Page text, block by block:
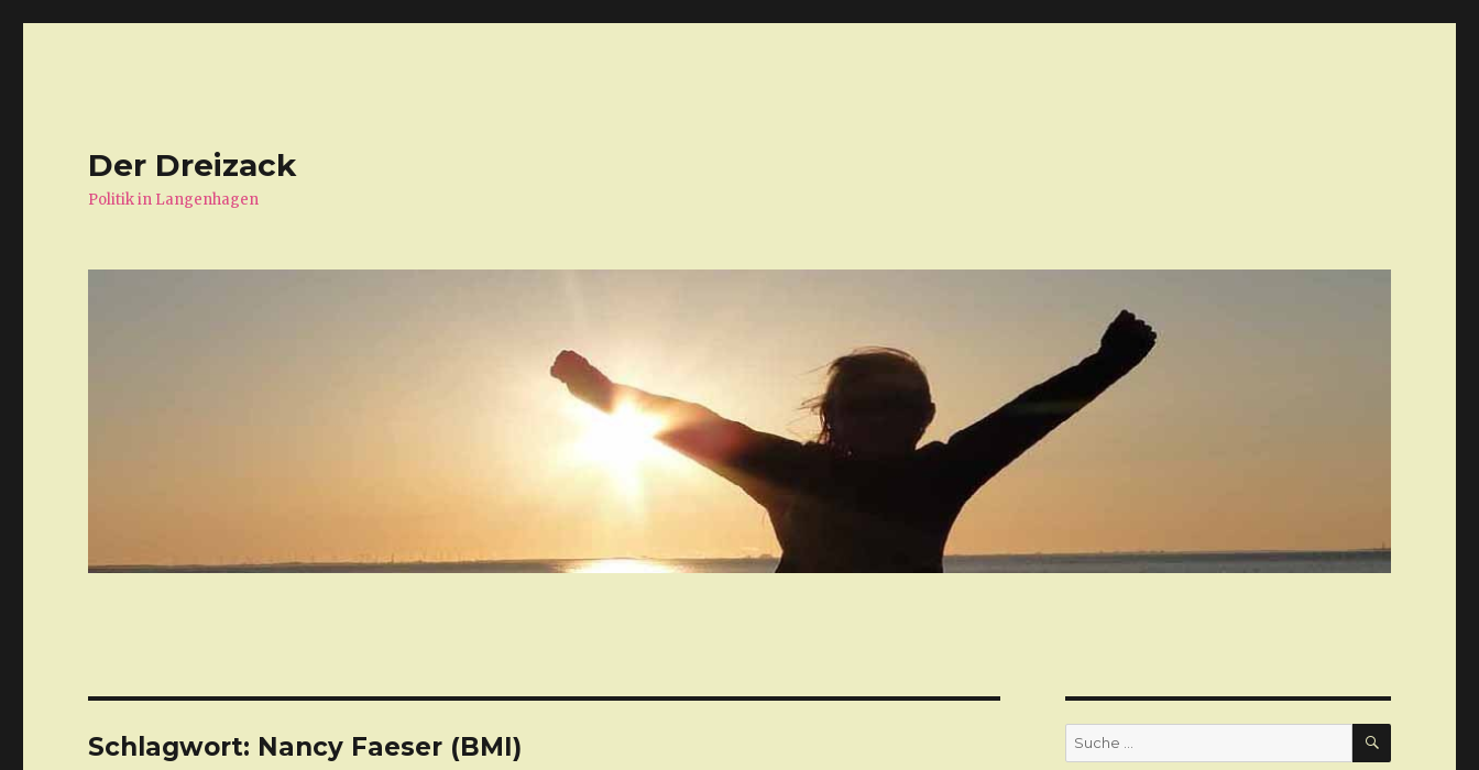
Der Dreizack
Politik in Langenhagen
Schlagwort: Nancy Faeser (BMI)
Suche
nach:
SUCHE